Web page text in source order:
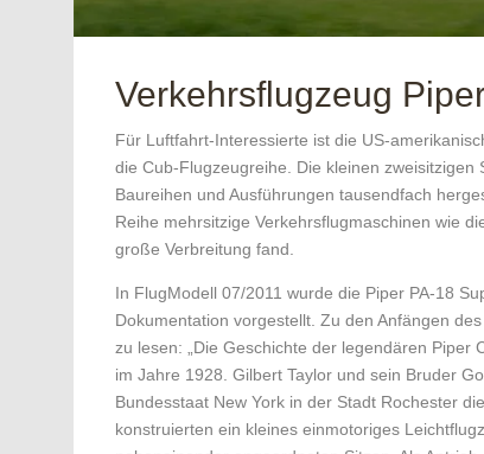
Verkehrsflugzeug
Für Luftfahrt-Interessierte ist die US-
die Cub-Flugzeugreihe. Die kleinen
Baureihen und Ausführungen tausendfach
Reihe mehrsitzige Verkehrsflugmaschinen wie
große Verbreitung fand.
In FlugModell 07/2011 wurde die Piper PA-18
Dokumentation vorgestellt. Zu den Anfängen
zu lesen: „Die Geschichte der legendären Piper
im Jahre 1928. Gilbert Taylor und sein Bruder
Bundesstaat New York in der Stadt ­Rochester
konstruierten ein kleines einmotoriges